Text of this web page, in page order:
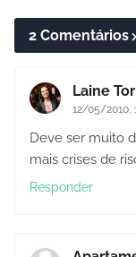
2 Comentários
Laine
12/05/2010,
Deve ser muito
mais crises de
Responder